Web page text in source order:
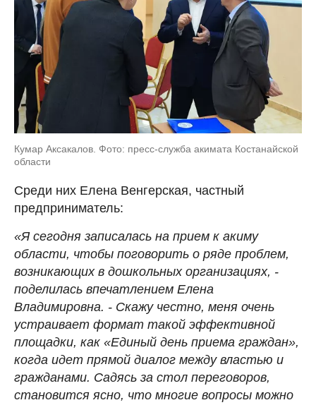
Кумар Аксакалов. Фото: пресс-служба акимата Костанайской
области
Среди них Елена Венгерская, частный
предприниматель:
«Я сегодня записалась на прием к акиму
области, чтобы поговорить о ряде проблем,
возникающих в дошкольных организациях, -
поделилась впечатлением Елена
Владимировна. - Скажу честно, меня очень
устраивает формат такой эффективной
площадки, как «Единый день приема граждан»,
когда идет прямой диалог между властью и
гражданами. Садясь за стол переговоров,
становится ясно, что многие вопросы можно